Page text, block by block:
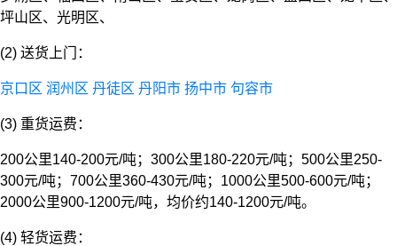
坪山区、光明区、
(2) 送货上门：
京口区 润州区 丹徒区 丹阳市 扬中市 句容市
(3) 重货运费：
200公里140-200元/吨；300公里180-220元/吨；500公里250-
300元/吨；700公里360-430元/吨；1000公里500-600元/吨；
2000公里900-1200元/吨，均价约140-1200元/吨。
(4) 轻货运费：